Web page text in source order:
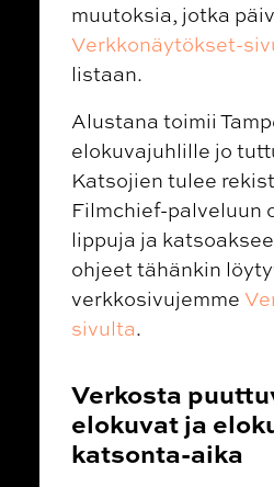
muutoksia, jotka
Verkkonäytökset-
listaan.
Alustana toimii
elokuvajuhlille jo
Katsojien tulee
Filmchief-palveluun
lippuja ja
ohjeet tähänkin
verkkosivujemme
sivulta.
Verkosta
elokuvat ja
katsonta-aika